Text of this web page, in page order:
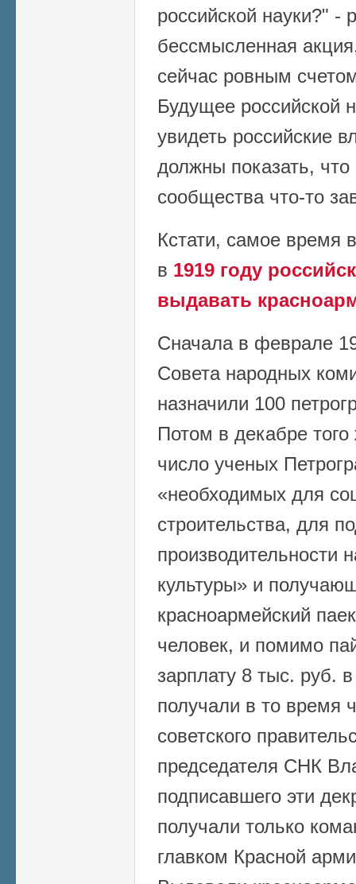
российской науки?" -
бессмысленная
сейчас ровным
Будущее российской
увидеть российские
должны показать,
сообщества что-то
Кстати, самое время
в 1919 году
выдавать
Сначала в феврале
Совета народных
назначили 100
Потом в декабре
число ученых
«необходимых для
строительства, для
производительности
культуры» и
красноармейский
человек, и помимо
зарплату 8 тыс. руб.
получали в то
советского
председателя СНК
подписавшего эти
получали только
главком Красной